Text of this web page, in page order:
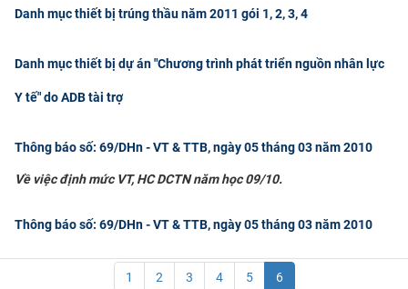
Danh mục thiết bị trúng thầu năm 2011 gói 1, 2, 3, 4
Danh mục thiết bị dự án "Chương trình phát triển nguồn nhân lực
Y tế" do ADB tài trợ
Thông báo số: 69/DHn - VT & TTB, ngày 05 tháng 03 năm 2010
Về việc định mức VT, HC DCTN năm học 09/10.
Thông báo số: 69/DHn - VT & TTB, ngày 05 tháng 03 năm 2010
1 2 3 4 5 6